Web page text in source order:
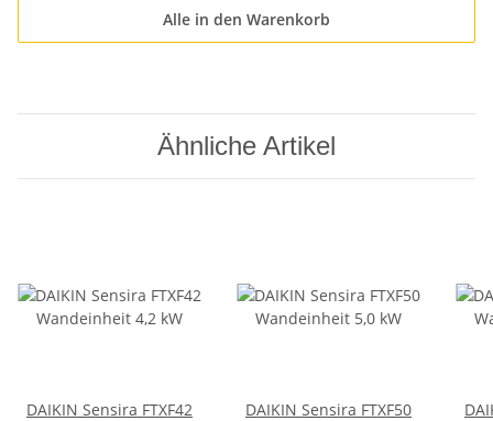
Alle in den Warenkorb
Ähnliche Artikel
DAIKIN Sensira FTXF42
DAIKIN Sensira FTXF50